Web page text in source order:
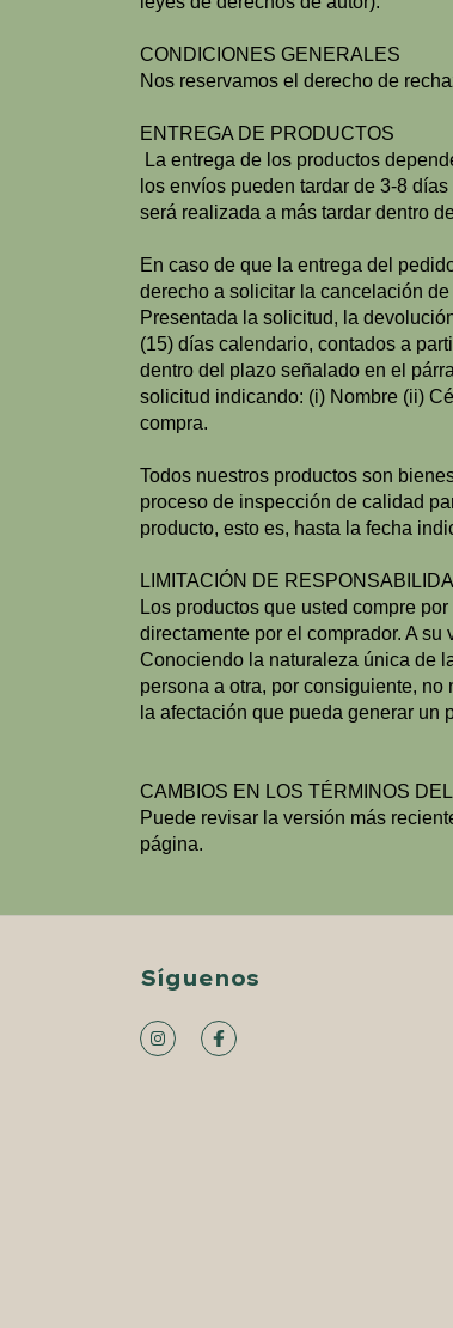
CONDICIONES GENERALES
Nos reservamos el derecho de
ENTREGA DE PRODUCTOS
La entrega de los productos
los envíos pueden tardar de 3-8
será realizada a más tardar dentro
En caso de que la entrega del
derecho a solicitar la cancelación
Presentada la solicitud, la
(15) días calendario, contados a
dentro del plazo señalado en el
solicitud indicando: (i) Nombre (ii)
compra.
Todos nuestros productos son
proceso de inspección de calidad
producto, esto es, hasta la fecha
LIMITACIÓN DE
Los productos que usted compre
directamente por el comprador. A
Conociendo la naturaleza única de
persona a otra, por consiguiente,
la afectación que pueda generar un
CAMBIOS EN LOS TÉRMINOS
Puede revisar la versión más
página.
Síguenos